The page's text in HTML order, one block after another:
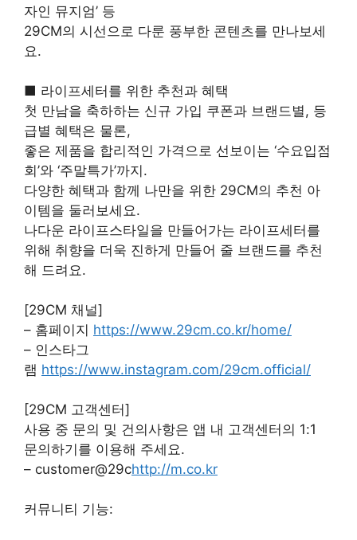
자인 뮤지엄’ 등
29CM의 시선으로 다룬 풍부한 콘텐츠를 만나보세
요.
■ 라이프세터를 위한 추천과 혜택
첫 만남을 축하하는 신규 가입 쿠폰과 브랜드별, 등
급별 혜택은 물론,
좋은 제품을 합리적인 가격으로 선보이는 ‘수요입점
회’와 ‘주말특가’까지.
다양한 혜택과 함께 나만을 위한 29CM의 추천 아
이템을 둘러보세요.
나다운 라이프스타일을 만들어가는 라이프세터를
위해 취향을 더욱 진하게 만들어 줄 브랜드를 추천
해 드려요.
[29CM 채널]
– 홈페이지 https://www.29cm.co.kr/home/
– 인스타그
램 https://www.instagram.com/29cm.official/
[29CM 고객센터]
사용 중 문의 및 건의사항은 앱 내 고객센터의 1:1
문의하기를 이용해 주세요.
– customer@29chttp://m.co.kr
커뮤니티 기능: